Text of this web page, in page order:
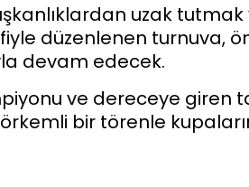
uzak
düzenlenen turnuva,
devam edecek.
ve dereceye giren
bir törenle